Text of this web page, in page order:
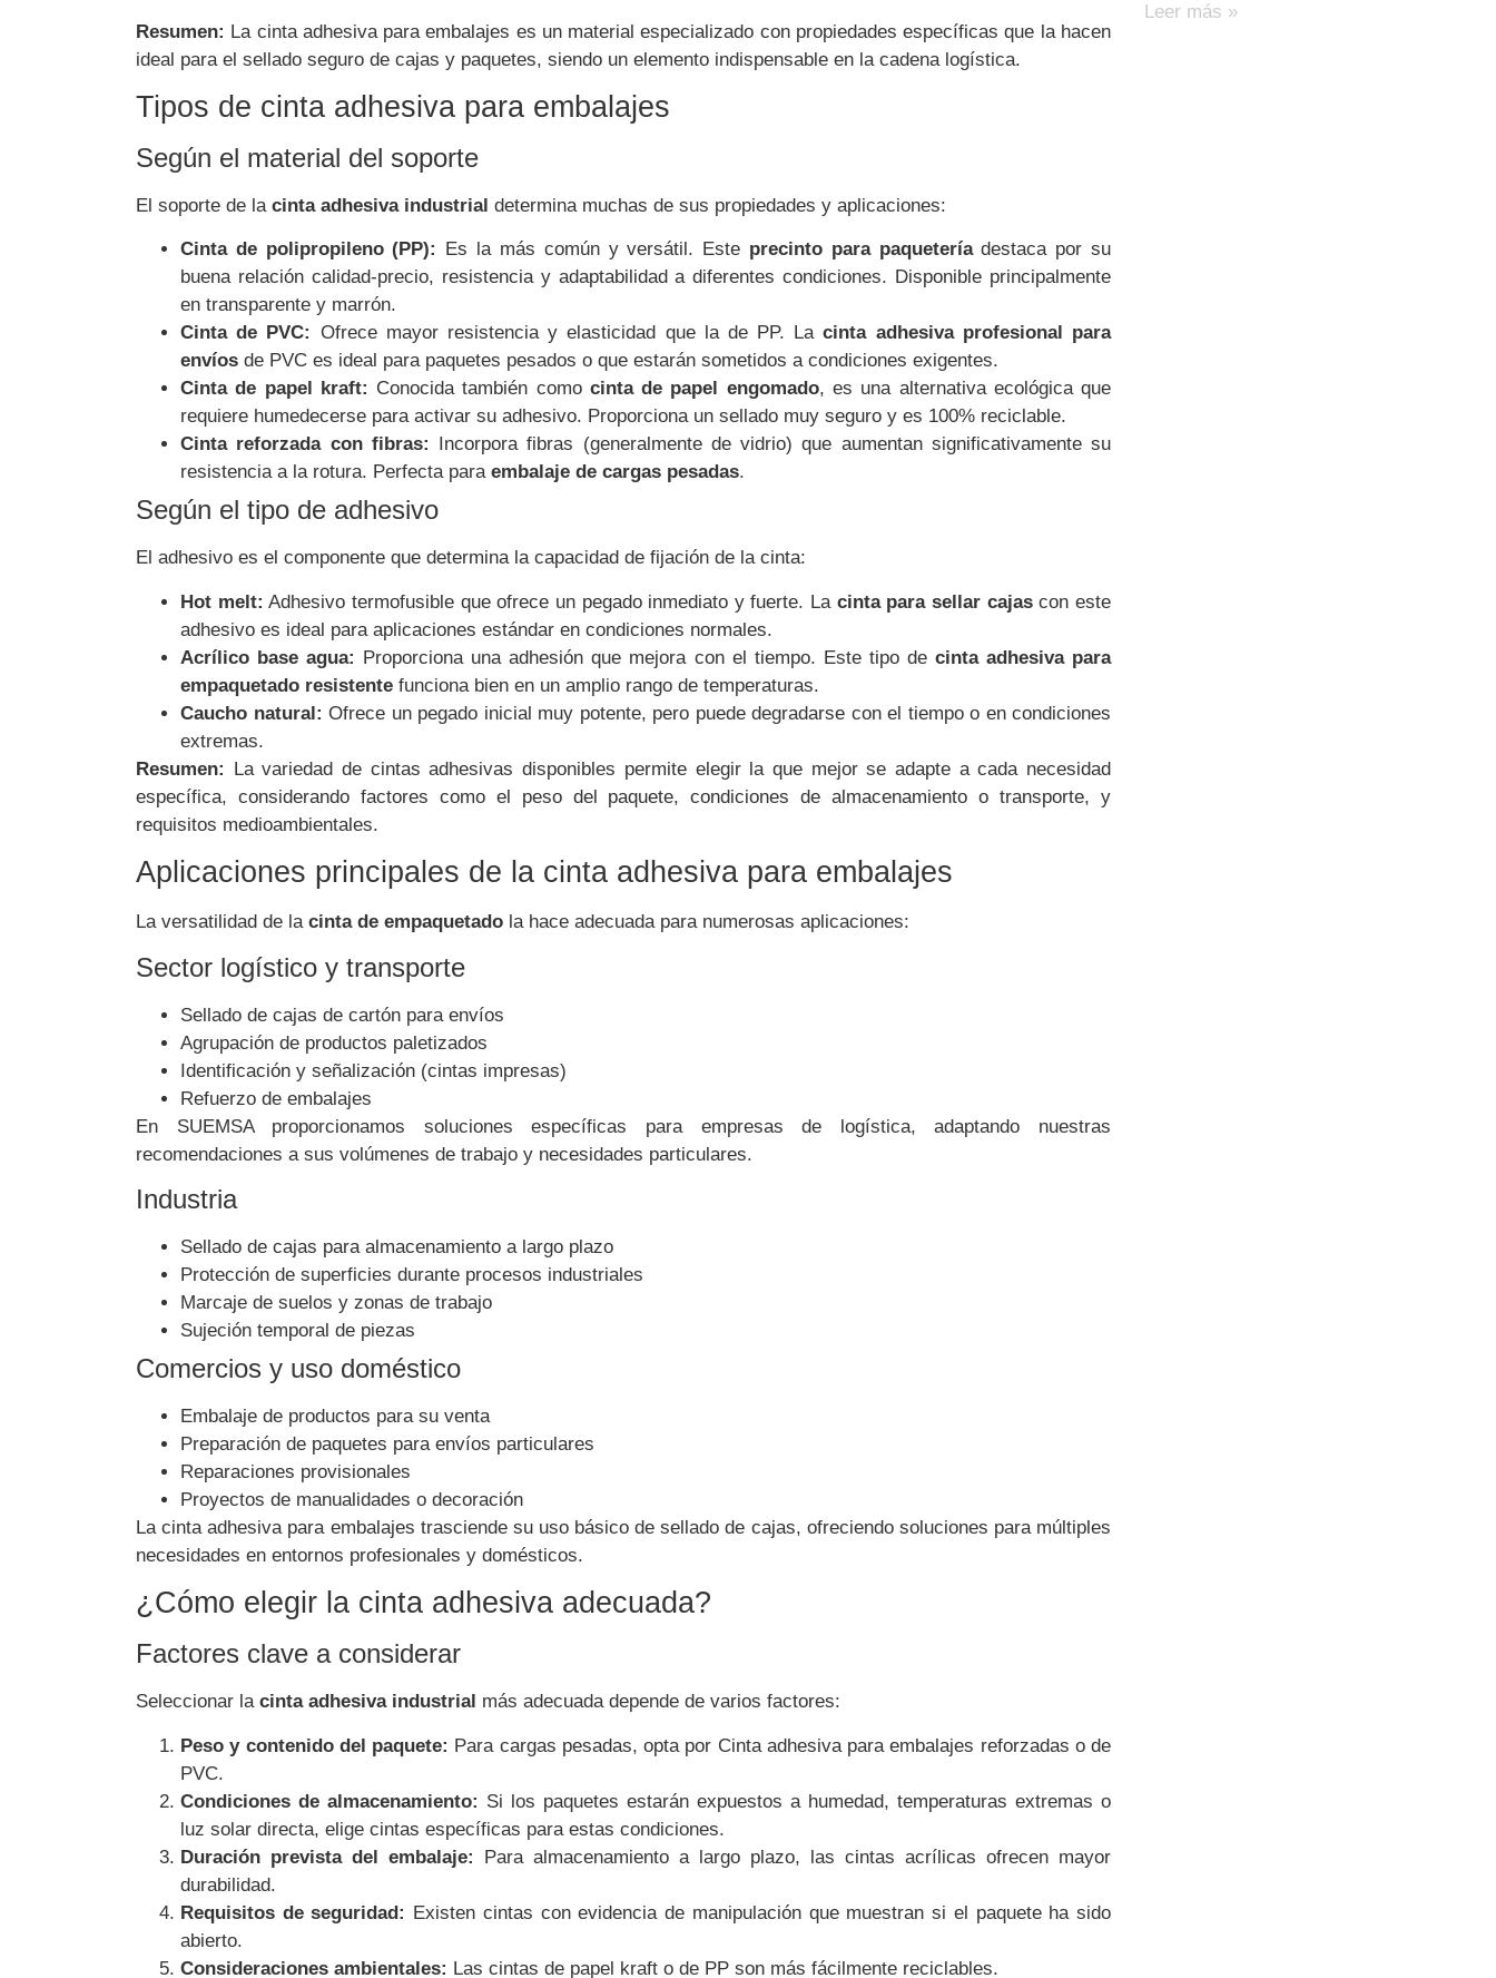
Resumen: La cinta adhesiva para embalajes es un material especializado con propiedades específicas que la hacen
ideal para el sellado seguro de cajas y paquetes, siendo un elemento indispensable en la cadena logística.
Tipos de cinta adhesiva para embalajes
Según el material del soporte
El soporte de la cinta adhesiva industrial determina muchas de sus propiedades y aplicaciones:
Cinta de polipropileno (PP): Es la más común y versátil. Este precinto para paqueteríadestaca por su
buena relación calidad-precio, resistencia y adaptabilidad a diferentes condiciones. Disponible principalmente
en transparente y marrón.
Cinta de PVC: Ofrece mayor resistencia y elasticidad que la de PP. Lacinta adhesiva profesional para
envíos de PVC es ideal para paquetes pesados o que estarán sometidos a condiciones exigentes.
Cinta de papel kraft: Conocida también como cinta de papel engomado, es una alternativa ecológica que
requiere humedecerse para activar su adhesivo. Proporciona un sellado muy seguro y es 100% reciclable.
Cinta reforzada con fibras: Incorpora fibras (generalmente de vidrio) que aumentan significativamente su
resistencia a la rotura. Perfecta para embalaje de cargas pesadas.
Según el tipo de adhesivo
El adhesivo es el componente que determina la capacidad de fijación de la cinta:
Hot melt: Adhesivo termofusible que ofrece un pegado inmediato y fuerte. La cinta para sellar cajascon este
adhesivo es ideal para aplicaciones estándar en condiciones normales.
Acrílico base agua: Proporciona una adhesión que mejora con el tiempo. Este tipo de cinta adhesiva para
empaquetado resistente funciona bien en un amplio rango de temperaturas.
Caucho natural: Ofrece un pegado inicial muy potente, pero puede degradarse con el tiempo o en condiciones
extremas.
Resumen: La variedad de cintas adhesivas disponibles permite elegir la que mejor se adapte a cada necesidad
específica, considerando factores como el peso del paquete, condiciones de almacenamiento o transporte, y
requisitos medioambientales.
Aplicaciones principales de la cinta adhesiva para embalajes
La versatilidad de la cinta de empaquetado la hace adecuada para numerosas aplicaciones:
Sector logístico y transporte
Sellado de cajas de cartón para envíos
Agrupación de productos paletizados
Identificación y señalización (cintas impresas)
Refuerzo de embalajes
En SUEMSA proporcionamos soluciones específicas para empresas de logística, adaptando nuestras
recomendaciones a sus volúmenes de trabajo y necesidades particulares.
Industria
Sellado de cajas para almacenamiento a largo plazo
Protección de superficies durante procesos industriales
Marcaje de suelos y zonas de trabajo
Sujeción temporal de piezas
Comercios y uso doméstico
Embalaje de productos para su venta
Preparación de paquetes para envíos particulares
Reparaciones provisionales
Proyectos de manualidades o decoración
La cinta adhesiva para embalajes trasciende su uso básico de sellado de cajas, ofreciendo soluciones para múltiples
necesidades en entornos profesionales y domésticos.
¿Cómo elegir la cinta adhesiva adecuada?
Factores clave a considerar
Seleccionar la cinta adhesiva industrial más adecuada depende de varios factores:
Peso y contenido del paquete: Para cargas pesadas, opta por Cinta adhesiva para embalajes reforzadas o de
PVC.
Condiciones de almacenamiento: Si los paquetes estarán expuestos a humedad, temperaturas extremas o
luz solar directa, elige cintas específicas para estas condiciones.
Duración prevista del embalaje:
Para almacenamiento a largo plazo, las cintas acrílicas ofrecen mayor
durabilidad.
Requisitos de seguridad: Existen cintas con evidencia de manipulación que muestran si el paquete ha sido
abierto.
Consideraciones ambientales: Las cintas de papel kraft o de PP son más fácilmente reciclables.
Leer más »